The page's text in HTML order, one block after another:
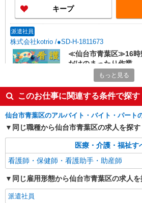
キープ
派遣社員
株式会社kotrio /●SD-H-1811673
≪仙台市青葉区≫16時
だけのまったり作業
時給1450円〜2062
通費全支給(ガソリン代
仙台市青葉区内
株式会社kotrio /●SD-H-1909215
≪青葉区／看護助手≫
やすい環境♪
時給1350円〜2062
もっと見る
このお仕事に関連する条件で探す
仙台市青葉区のアルバイト・バイト・パート
同じ職種から仙台市青葉区の求人を探す
医療・介護・福祉す
看護師・保健師・看護助手・助産師
同じ雇用形態から仙台市青葉区の求人
派遣社員